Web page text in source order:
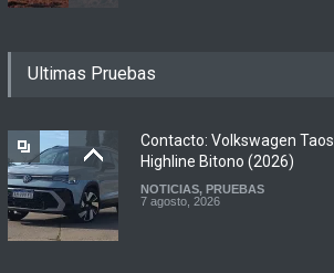
renovadas S2 y Skua 150 en
7 agosto, 2026
Argentina y Ecuador
Ultimas Pruebas
Contacto: Volkswagen Taos
Highline Bitono (2026)
NOTICIAS, PRUEBAS
7 agosto, 2026